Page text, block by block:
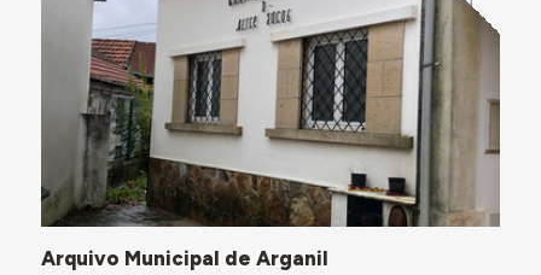
Arquivo Municipal de Arganil